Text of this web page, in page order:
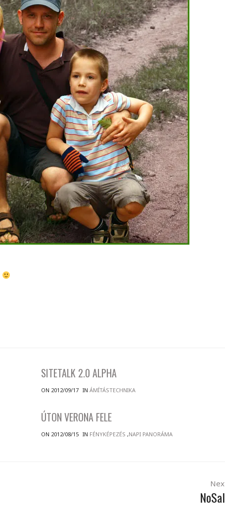
SITETALK 2.0 ALPHA
ON 2012/09/17 INÁMÍTÁSTECHNIKA
ÚTON VERONA FELE
ON 2012/08/15 IN FÉNYKÉPEZÉS ,NAPI PANORÁMA